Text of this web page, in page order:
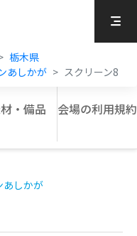
栃木県
あしかが
スクリーン8
・備品 会場の利用規約
あしかが